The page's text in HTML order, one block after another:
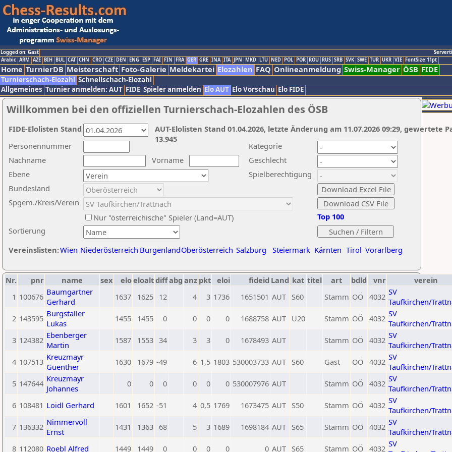
Logged on: Gast
Arabic ARM AZE BIH BUL CAT CHN CRO CZE DEN ENG ESP FAI FIN FRA GER GRE INA ITA JPN MKD LTU NED POL POR ROU RUS SRB SVK SWE TUR UKR VIE FontSize:11pt
Home TurnierDB Meisterschaft Foto-Galerie Meldekartei Elozahlen FAQ Onlineanmeldung Swiss-Manager ÖSB FIDE
Turnierschach-Elozahl Schnellschach-Elozahl
Allgemeines Turnier anmelden: AUT FIDE Spieler anmelden Elo AUT Elo Vorschau Elo FIDE
Willkommen bei den offiziellen Turnierschach-Elozahlen des ÖSB
Nachname
Vorname
Ebene
Kategorie
Sortierung
Personennummer
Bundesland
Spgem./Kreis/Verein
Geschlecht
Nur "österreichische" Spieler (Land=AUT)
Spielberechtigung
Vereinslisten:Wien Niederösterreich BurgenlandOberösterreich Salzburg Steiermark Kärnten Tirol Vorarlberg
Top 100
AUT-Elolisten Stand 01.04.2026, letzte Änderung am 11.07.2026 09:29, gewertete
13.945
FIDE-Elolisten Stand
Nr. pnr name sex eloeloaltdiffabg anz pkt eloi fideid Land kat titel art bdld vnr
verein
1 100676 Baumgartner
Gerhard
1637 1625 12 4 3 1736 1651501 AUT S60 Stamm OÖ 4032 SV
Taufkirchen/
2 143595 Burgstaller
Lukas
1455 1455 0 0 0 0 1688758 AUT U20 Stamm OÖ 4032 SV
Taufkirchen/
3 124382 Ebenberger
Martin
1587 1553 34 3 3 0 1678493 AUT Stamm OÖ 4032 SV
Taufkirchen/
4 107513 Kreuzmayr
Guenther
1630 1679 -49 6 1,5 1803 530003733 AUT S60 Gast OÖ 4032 SV
Taufkirchen/
5 147644 Kreuzmayr
Johannes
0 0 0 0 0 0 530007976 AUT Stamm OÖ 4032 SV
Taufkirchen/
6 108481 Loidl Gerhard 1601 1652 -51 4 0,5 1769 1673475 AUT S50 Stamm OÖ 4032 SV
Taufkirchen/
7 136332 Nimmervoll
Ernst
1431 1363 68 5 3 1689 1698184 AUT S65 Stamm OÖ 4032 SV
Taufkirchen/
8 112080 Roebl Alfred 1449 1449 0 0 0 0 0 AUT S65 Stamm OÖ 4032 SV